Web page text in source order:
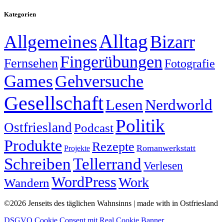
Kategorien
AllgemeinesAlltagBizarr
Fernsehen Fingerübungen Fotografie
GamesGehversuche
GesellschaftLesen Nerdworld
Ostfriesland PodcastPolitik
Produkte Projekte Rezepte Romanwerkstatt
SchreibenTellerrand Verlesen
Wandern WordPressWork
©2026 Jenseits des täglichen Wahnsinns | made with in Ostfriesland
DSGVO Cookie Consent mit Real Cookie Banner